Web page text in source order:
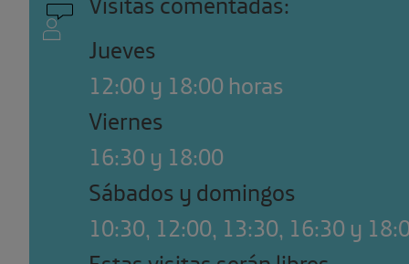
Jueves
12:00 y 18:00 horas
Viernes
16:30 y 18:00
Sábados y domingos
10:30, 12:00, 13:30, 16:30 y